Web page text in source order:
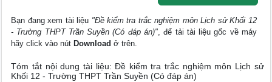
Bạn đang xem tài liệu "Đề kiểm tra trắc nghiệm môn Lịch sử Khối 12
- Trường THPT Trần Suyền (Có đáp án)", để tải tài liệu gốc về máy
hãy click vào nút Download ở trên.
Tóm tắt nội dung tài liệu: Đề kiểm tra trắc nghiệm môn Lịch sử
Khối 12 - Trường THPT Trần Suyền (Có đáp án)